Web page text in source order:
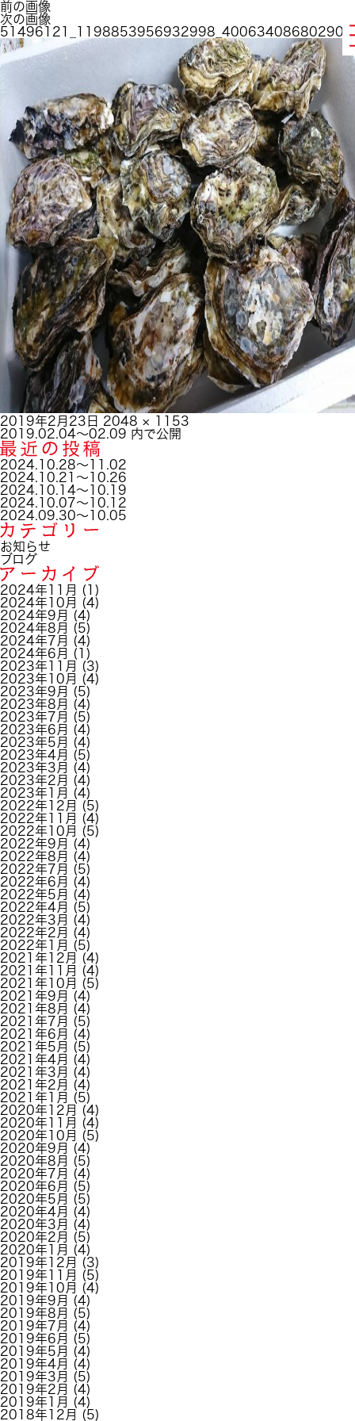
前の画像
次の画像
投
稿
日:
2019年2月23日 フ
ル
イ
ズ
2048 × 1153
投
稿
ナ
ビ
ゲ
ー
シ
ョ
ン
2019.02.04～02.09 内で公開
2024.10.28～11.02
2024.10.21～10.26
2024.10.14～10.19
2024.10.07～10.12
2024.09.30～10.05
お知らせ
ブログ
2024年11月
(1)
2024年10月
(4)
2024年9月
(4)
2024年8月
(5)
2024年7月
(4)
2024年6月
(1)
2023年11月
(3)
2023年10月
(4)
2023年9月
(5)
2023年8月
(4)
2023年7月
(5)
2023年6月
(4)
2023年5月
(4)
2023年4月
(5)
2023年3月
(4)
2023年2月
(4)
2023年1月
(4)
2022年12月
(5)
2022年11月
(4)
2022年10月
(5)
2022年9月
(4)
2022年8月
(4)
2022年7月
(5)
2022年6月
(4)
2022年5月
(4)
2022年4月
(5)
2022年3月
(4)
2022年2月
(4)
2022年1月
(5)
2021年12月
(4)
2021年11月
(4)
2021年10月
(5)
2021年9月
(4)
2021年8月
(4)
2021年7月
(5)
2021年6月
(4)
2021年5月
(5)
2021年4月
(4)
2021年3月
(4)
2021年2月
(4)
2021年1月
(5)
2020年12月
(4)
2020年11月
(4)
2020年10月
(5)
2020年9月
(4)
2020年8月
(5)
2020年7月
(4)
2020年6月
(5)
2020年5月
(5)
2020年4月
(4)
2020年3月
(4)
2020年2月
(5)
2020年1月
(4)
2019年12月
(3)
2019年11月
(5)
2019年10月
(4)
2019年9月
(4)
2019年8月
(5)
2019年7月
(4)
2019年6月
(5)
2019年5月
(4)
2019年4月
(4)
2019年3月
(5)
2019年2月
(4)
2019年1月
(4)
2018年12月
(5)